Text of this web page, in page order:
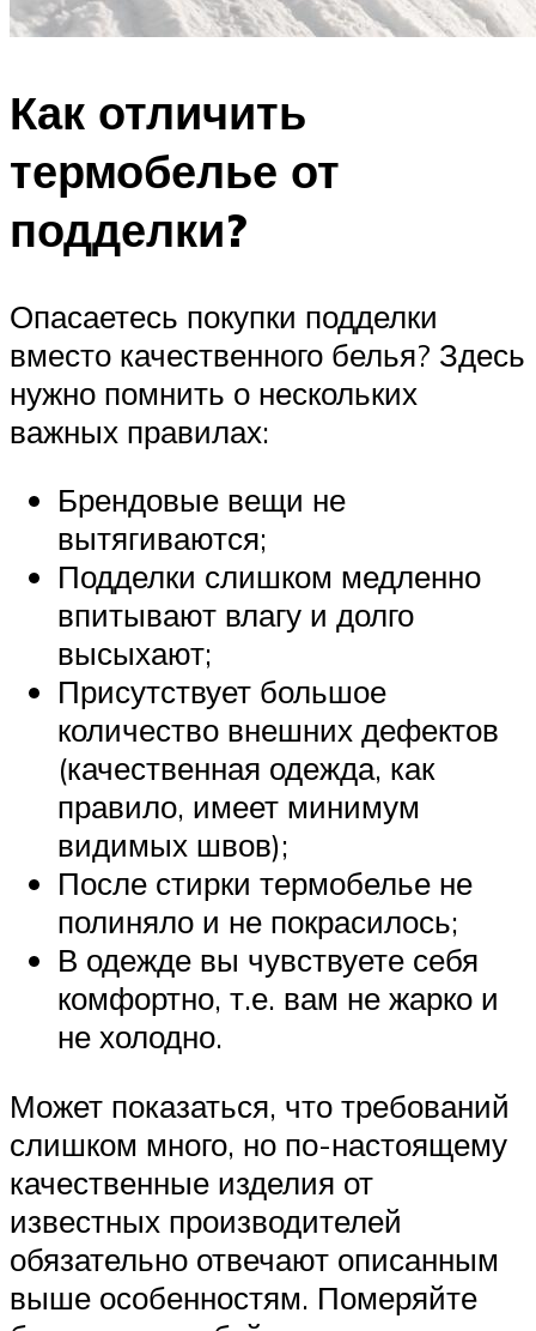
Как отличить
термобелье от
подделки?
Опасаетесь покупки подделки
вместо качественного белья? Здесь
нужно помнить о нескольких
важных правилах:
Брендовые вещи не
вытягиваются;
Подделки слишком медленно
впитывают влагу и долго
высыхают;
Присутствует большое
количество внешних дефектов
(качественная одежда, как
правило, имеет минимум
видимых швов);
После стирки термобелье не
полиняло и не покрасилось;
В одежде вы чувствуете себя
комфортно, т.е. вам не жарко и
не холодно.
Может показаться, что требований
слишком много, но по-настоящему
качественные изделия от
известных производителей
обязательно отвечают описанным
выше особенностям. Померяйте